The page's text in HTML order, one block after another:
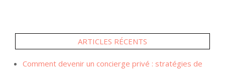
ARTICLES RÉCENTS
Comment devenir un concierge privé : stratégies de